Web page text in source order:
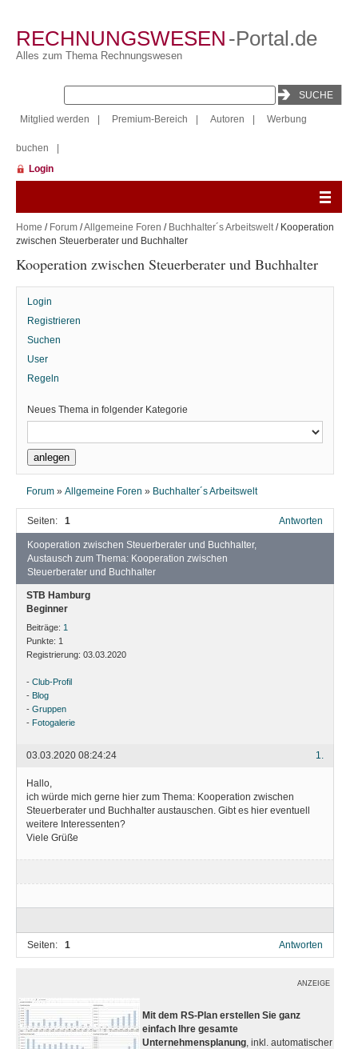
RECHNUNGSWESEN -Portal.de
Alles zum Thema Rechnungswesen
Mitglied werden Premium-Bereich Autoren Werbung
buchen
Login
Home / Forum /Allgemeine Foren / Buchhalter´s Arbeitswelt/ Kooperation
zwischen Steuerberater und Buchhalter
Kooperation zwischen Steuerberater und Buchhalter
Login
Registrieren
Suchen
User
Regeln
Neues Thema in folgender Kategorie
Forum »Allgemeine Foren » Buchhalter´s Arbeitswelt
Seiten: 1 Antworten
Kooperation zwischen Steuerberater und Buchhalter,
Austausch zum Thema: Kooperation zwischen
Steuerberater und Buchhalter
STB Hamburg
Beginner
Beiträge: 1
Punkte: 1
Registrierung: 03.03.2020
- Club-Profil
- Blog
- Gruppen
- Fotogalerie
1.
03.03.2020 08:24:24
Hallo,
ich würde mich gerne hier zum Thema: Kooperation zwischen
Steuerberater und Buchhalter austauschen. Gibt es hier eventuell
weitere Interessenten?
Viele Grüße
Seiten: 1 Antworten
ANZEIGE
Mit dem RS-Plan erstellen Sie ganz
einfach Ihre gesamte
Unternehmensplanung , inkl. automatischer